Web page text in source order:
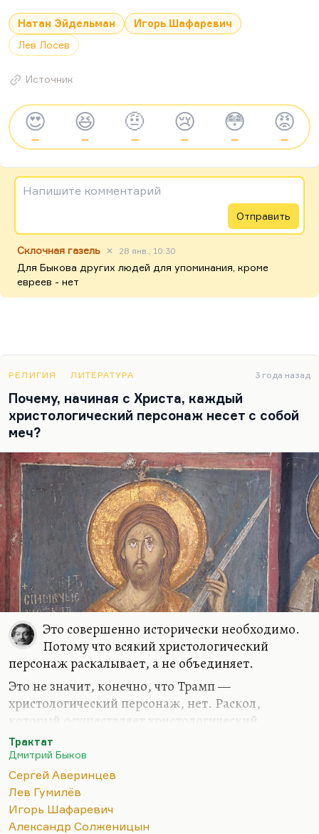
Натан Эйдельман
Игорь Шафаревич
Лев Лосев
Источник
😍
—
😆
—
🤨
—
😢
—
😳
—
😡
—
Напишите комментарий
Отправить
Склочная газель ✕ 28 янв., 10:30
Для Быкова других людей для упоминания, кроме
евреев - нет
РЕЛИГИЯ ЛИТЕРАТУРА 3 года назад
Почему, начиная с Христа, каждый
христологический персонаж несет с собой
меч?
Это совершенно исторически необходимо.
Потому что всякий христологический
персонаж раскалывает, а не объединяет.
Это не значит, конечно, что Трамп —
христологический персонаж, нет. Раскол,
который осуществляет христологический
персонаж, другой природы. Он раскалывает не
пополам. Вот это очень важно помнить. Раскол
пополам — всегда зло, выбор дьявола. Потому
что дьявол предлагает на выбор, как бы сказать,
взаимодополняющие и взаимопредполагающие
вещи. Например, свободу и порядок.
Трактат
Дмитрий Быков
Сергей Аверинцев
Лев Гумилёв
Игорь Шафаревич
Александр Солженицын